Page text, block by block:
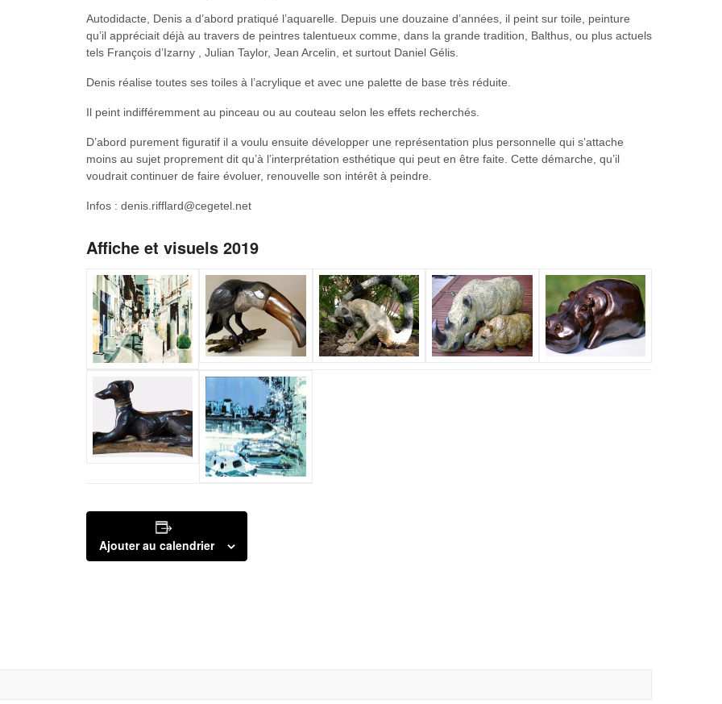
Autodidacte, Denis a d’abord pratiqué l’aquarelle. Depuis une douzaine d’années, il peint sur toile, peinture
qu’il appréciait déjà au travers de peintres talentueux comme, dans la grande tradition, Balthus, ou plus actuels
tels François d’Izarny , Julian Taylor, Jean Arcelin, et surtout Daniel Gélis.
Denis réalise toutes ses toiles à l’acrylique et avec une palette de base très réduite.
Il peint indifféremment au pinceau ou au couteau selon les effets recherchés.
D’abord purement figuratif il a voulu ensuite développer une représentation plus personnelle qui s’attache
moins au sujet proprement dit qu’à l’interprétation esthétique qui peut en être faite. Cette démarche, qu’il
voudrait continuer de faire évoluer, renouvelle son intérêt à peindre.
Infos : denis.rifflard@cegetel.net
Affiche et visuels 2019
Ajouter au calendrier